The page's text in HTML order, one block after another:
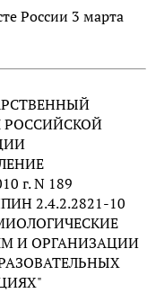
России 3 марта
РОССИЙСКОЙ
г. N 189
2.4.2.2821-10
И ОРГАНИЗАЦИИ